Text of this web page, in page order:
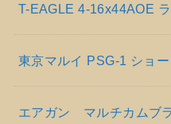
T-EAGLE 4-16x44AOE
東京マルイ PSG-1 ショ
エアガン マルチカムブ